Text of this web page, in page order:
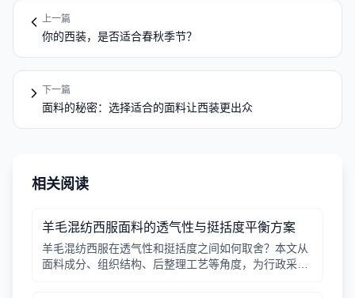
上一篇
你的西装，是否适合春秋季节？
下一篇
面料的秘密：选择适合的面料让西装更出众
相关阅读
羊毛混纺西服面料的透气性与挺括度平衡方案
羊毛混纺西服在透气性和挺括度之间如何取舍？本文从
面料成分、组织结构、后整理工艺等角度，为行政采购